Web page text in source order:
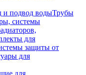
и подвод водыТрубы
системы
для
защиты от
для
для